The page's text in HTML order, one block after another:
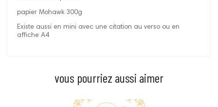
papier Mohawk 300g
Existe aussi en mini avec une citation au verso ou en
affiche A4
vous pourriez aussi aimer